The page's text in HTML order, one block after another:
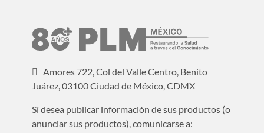
Amores 722, Col del Valle Centro, Benito
Juárez, 03100 Ciudad de México, CDMX
Sí desea publicar información de sus productos (o
anunciar sus productos), comunicarse a: